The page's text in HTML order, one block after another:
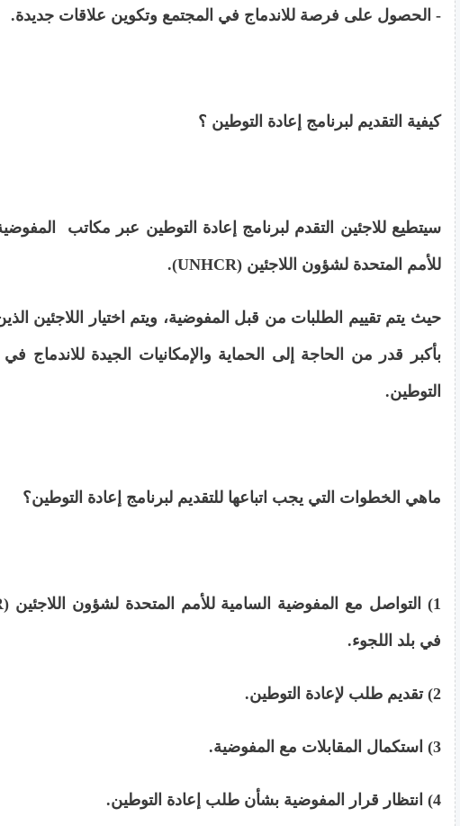
- الحصول على فرصة للاندماج في المجتمع وتكوين علاقات جديدة.
كيفية التقديم لبرنامج إعادة التوطين ؟
سيتطيع للاجئين التقدم لبرنامج إعادة التوطين عبر مكاتب
للأمم المتحدة لشؤون اللاجئين (UNHCR).
حيث يتم تقييم الطلبات من قبل المفوضية، ويتم اختيار اللاجئين
بأكبر قدر من الحاجة إلى الحماية والإمكانيات الجيدة للاندماج في
التوطين.
ماهي الخطوات التي يجب اتباعها للتقديم لبرنامج إعادة التوطين؟
في بلد اللجوء.
2) تقديم طلب لإعادة التوطين.
3) استكمال المقابلات مع المفوضية.
4) انتظار قرار المفوضية بشأن طلب إعادة التوطين.